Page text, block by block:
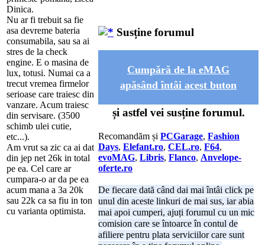
Dinica.
Nu ar fi trebuit sa fie
asa devreme bateria
consumabila, sau sa ai
stres de la check
engine. E o masina de
lux, totusi. Numai ca a
trecut vremea firmelor
serioase care traiesc din
vanzare. Acum traiesc
din servisare. (3500
schimb ulei cutie,
etc...).
Am vrut sa zic ca ai dat
din jep net 26k in total
pe ea. Cel care ar
cumpara-o ar da pe ea
acum mana a 3a 20k
sau 22k ca sa fiu in ton
cu varianta optimista.
Susține forumul
Cumpără de la eMAG
apăsând întâi acest buton
și astfel vei susține forumul.
Recomandăm și PCGarage, Fashion
Days, Elefant.ro, CEL.ro, F64,
evoMAG, Libris, Flanco, Anvelope-
oferte.ro
De fiecare dată când dai mai întâi click pe
unul din aceste linkuri de mai sus, iar abia
mai apoi cumperi, ajuți forumul cu un mic
comision care se întoarce în contul de
afiliere pentru plata serviciilor care sunt